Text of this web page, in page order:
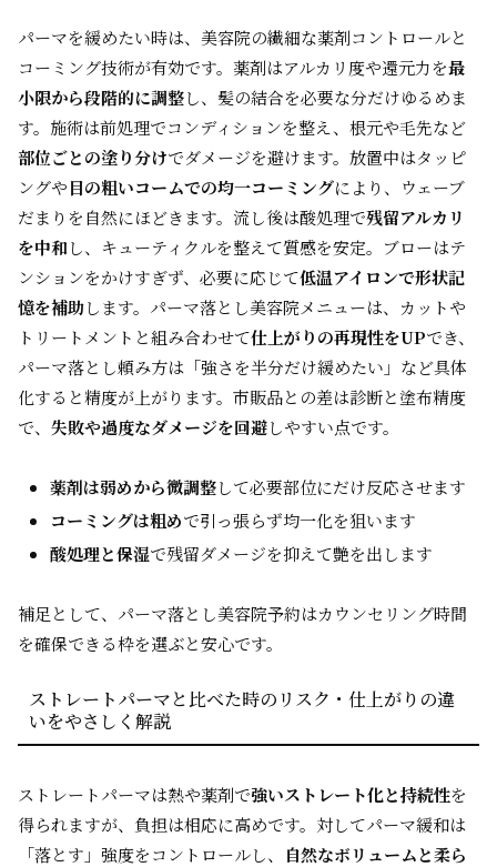
パーマを緩めたい時は、美容院の繊細な薬剤コントロールと
コーミング技術が有効です。薬剤はアルカリ度や還元力を最
小限から段階的に調整し、髪の結合を必要な分だけゆるめま
す。施術は前処理でコンディションを整え、根元や毛先など
部位ごとの塗り分けでダメージを避けます。放置中はタッピ
ングや目の粗いコームでの均一コーミングにより、ウェーブ
だまりを自然にほどきます。流し後は酸処理で残留アルカリ
を中和し、キューティクルを整えて質感を安定。ブローはテ
ンションをかけすぎず、必要に応じて低温アイロンで形状記
憶を補助します。パーマ落とし美容院メニューは、カットや
トリートメントと組み合わせて仕上がりの再現性をUPでき、
パーマ落とし頼み方は「強さを半分だけ緩めたい」など具体
化すると精度が上がります。市販品との差は診断と塗布精度
で、 失敗や過度なダメージを回避しやすい点です。
薬剤は弱めから微調整して必要部位にだけ反応させます
コーミングは粗めで引っ張らず均一化を狙います
酸処理と保湿で残留ダメージを抑えて艶を出します
補足として、パーマ落とし美容院予約はカウンセリング時間
を確保できる枠を選ぶと安心です。
ストレートパーマと比べた時のリスク・仕上がりの違
いをやさしく解説
ストレートパーマは熱や薬剤で強いストレート化と持続性を
得られますが、負担は相応に高めです。対してパーマ緩和は
「落とす」強度をコントロールし、
自然なボリュームと柔ら